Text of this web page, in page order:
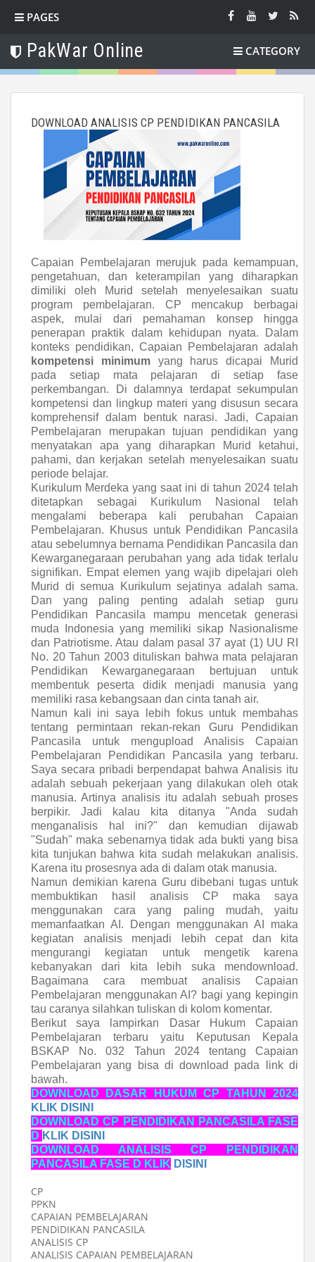
PAGES
PakWar Online CATEGORY
DOWNLOAD ANALISIS CP PENDIDIKAN PANCASILA
Capaian Pembelajaran merujuk pada kemampuan,
pengetahuan, dan keterampilan yang diharapkan
dimiliki oleh Murid setelah menyelesaikan suatu
program pembelajaran. CP mencakup berbagai
aspek, mulai dari pemahaman konsep hingga
penerapan praktik dalam kehidupan nyata. Dalam
konteks pendidikan, Capaian Pembelajaran adalah
kompetensi minimumyang harus dicapai Murid
pada setiap mata pelajaran di setiap fase
perkembangan. Di dalamnya terdapat sekumpulan
kompetensi dan lingkup materi yang disusun secara
komprehensif dalam bentuk narasi. Jadi, Capaian
Pembelajaran merupakan tujuan pendidikan yang
menyatakan apa yang diharapkan Murid ketahui,
pahami, dan kerjakan setelah menyelesaikan suatu
periode belajar.
Kurikulum Merdeka yang saat ini di tahun 2024 telah
ditetapkan sebagai Kurikulum Nasional telah
mengalami beberapa kali perubahan Capaian
Pembelajaran. Khusus untuk Pendidikan Pancasila
atau sebelumnya bernama Pendidikan Pancasila dan
Kewarganegaraan perubahan yang ada tidak terlalu
signifikan. Empat elemen yang wajib dipelajari oleh
Murid di semua Kurikulum sejatinya adalah sama.
Dan yang paling penting adalah setiap guru
Pendidikan Pancasila mampu mencetak generasi
muda Indonesia yang memiliki sikap Nasionalisme
dan Patriotisme. Atau dalam pasal 37 ayat (1) UU RI
No. 20 Tahun 2003 dituliskan bahwa mata pelajaran
Pendidikan Kewarganegaraan bertujuan untuk
membentuk peserta didik menjadi manusia yang
memiliki rasa kebangsaan dan cinta tanah air.
Namun kali ini saya lebih fokus untuk membahas
tentang permintaan rekan-rekan Guru Pendidikan
Pancasila untuk mengupload Analisis Capaian
Pembelajaran Pendidikan Pancasila yang terbaru.
Saya secara pribadi berpendapat bahwa Analisis itu
adalah sebuah pekerjaan yang dilakukan oleh otak
manusia. Artinya analisis itu adalah sebuah proses
berpikir. Jadi kalau kita ditanya "Anda sudah
menganalisis hal ini?" dan kemudian dijawab
"Sudah" maka sebenarnya tidak ada bukti yang bisa
kita tunjukan bahwa kita sudah melakukan analisis.
Karena itu prosesnya ada di dalam otak manusia.
Namun demikian karena Guru dibebani tugas untuk
membuktikan hasil analisis CP maka saya
menggunakan cara yang paling mudah, yaitu
memanfaatkan AI. Dengan menggunakan AI maka
kegiatan analisis menjadi lebih cepat dan kita
mengurangi kegiatan untuk mengetik karena
kebanyakan dari kita lebih suka mendownload.
Bagaimana cara membuat analisis Capaian
Pembelajaran menggunakan AI? bagi yang kepingin
tau caranya silahkan tuliskan di kolom komentar.
Berikut saya lampirkan Dasar Hukum Capaian
Pembelajaran terbaru yaitu
Keputusan Kepala
BSKAP No. 032 Tahun 2024 tentang Capaian
Pembelajaran yang bisa di download pada link di
bawah.
DOWNLOAD DASAR HUKUM CP TAHUN 2024
KLIK DISINI
DOWNLOAD CP PENDIDIKAN PANCASILA FASE
D KLIK DISINI
DOWNLOAD ANALISIS CP PENDIDIKAN
PANCASILA FASE D KLIK DISINI
CP
PPKN
CAPAIAN PEMBELAJARAN
PENDIDIKAN PANCASILA
ANALISIS CP
ANALISIS CAPAIAN PEMBELAJARAN